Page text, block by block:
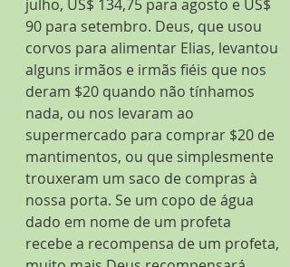
julho, US$ 134,75 para agosto e US$
90 para setembro. Deus, que usou
corvos para alimentar Elias, levantou
alguns irmãos e irmãs fiéis que nos
deram $20 quando não tínhamos
nada, ou nos levaram ao
supermercado para comprar $20 de
mantimentos, ou que simplesmente
trouxeram um saco de compras à
nossa porta. Se um copo de água
dado em nome de um profeta
recebe a recompensa de um profeta,